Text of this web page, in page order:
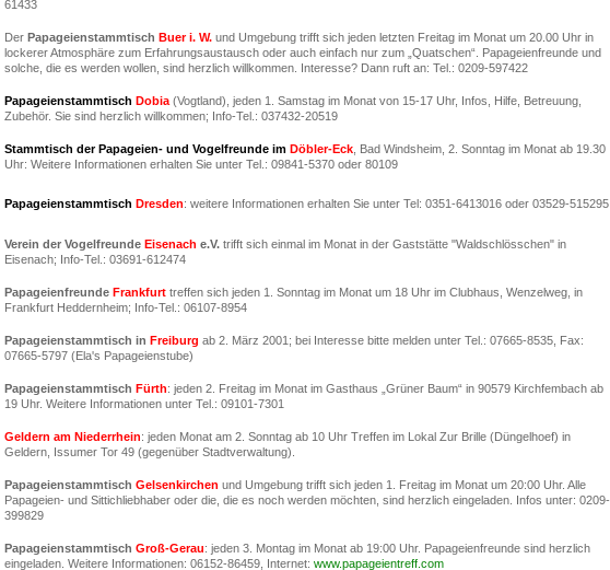
61433
Der Papageienstammtisch Buer i. W. und Umgebung trifft sich jeden letzten Freitag im Monat um 20.00 Uhr in
lockerer Atmosphäre zum Erfahrungsaustausch oder auch einfach nur zum „Quatschen“. Papageienfreunde und
solche, die es werden wollen, sind herzlich willkommen. Interesse? Dann ruft an: Tel.: 0209-597422
Papageienstammtisch Dobia (Vogtland), jeden 1. Samstag im Monat von 15-17 Uhr, Infos, Hilfe, Betreuung,
Zubehör. Sie sind herzlich willkommen; Info-Tel.: 037432-20519
Stammtisch der Papageien- und Vogelfreunde im Döbler-Eck , Bad Windsheim, 2. Sonntag im Monat ab 19.30
Uhr: Weitere Informationen erhalten Sie unter Tel.: 09841-5370 oder 80109
Papageienstammtisch Dresden: weitere Informationen erhalten Sie unter Tel: 0351-6413016 oder 03529-515295
Verein der Vogelfreunde Eisenach e.V. trifft sich einmal im Monat in der Gaststätte "Waldschlösschen" in
Eisenach; Info-Tel.: 03691-612474
Papageienfreunde Frankfurt treffen sich jeden 1. Sonntag im Monat um 18 Uhr im Clubhaus, Wenzelweg, in
Frankfurt Heddernheim; Info-Tel.: 06107-8954
Papageienstammtisch in Freiburg ab 2. März 2001; bei Interesse bitte melden unter Tel.: 07665-8535, Fax:
07665-5797 (Ela's Papageienstube)
Papageienstammtisch Fürth: jeden 2. Freitag im Monat im Gasthaus „Grüner Baum“ in 90579 Kirchfembach ab
19 Uhr. Weitere Informationen unter Tel.: 09101-7301
Geldern am Niederrhein: jeden Monat am 2. Sonntag ab 10 Uhr Treffen im Lokal Zur Brille (Düngelhoef) in
Geldern, Issumer Tor 49 (gegenüber Stadtverwaltung).
Papageienstammtisch Gelsenkirchen und Umgebung trifft sich jeden 1. Freitag im Monat um 20:00 Uhr. Alle
Papageien- und Sittichliebhaber oder die, die es noch werden möchten, sind herzlich eingeladen. Infos unter: 0209-
399829
Papageienstammtisch Groß-Gerau: jeden 3. Montag im Monat ab 19:00 Uhr. Papageienfreunde sind herzlich
eingeladen. Weitere Informationen: 06152-86459, Internet: www.papageientreff.com